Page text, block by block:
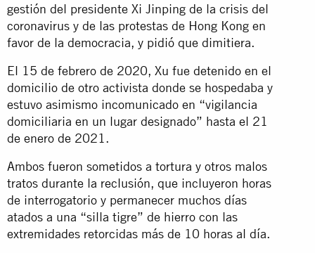
gestión del presidente Xi Jinping de la crisis del
coronavirus y de las protestas de Hong Kong en
favor de la democracia, y pidió que dimitiera.
El 15 de febrero de 2020, Xu fue detenido en el
domicilio de otro activista donde se hospedaba y
estuvo asimismo incomunicado en “vigilancia
domiciliaria en un lugar designado” hasta el 21
de enero de 2021.
Ambos fueron sometidos a tortura y otros malos
tratos durante la reclusión, que incluyeron horas
de interrogatorio y permanecer muchos días
atados a una “silla tigre” de hierro con las
extremidades retorcidas más de 10 horas al día.